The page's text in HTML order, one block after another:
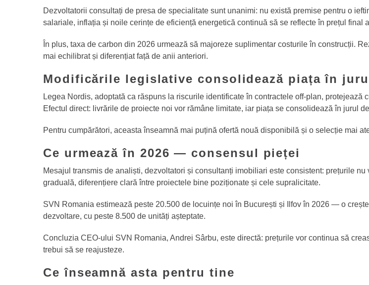
Dezvoltatorii consultați de presa de specialitate sunt unanimi: nu există premise pentru o
salariale, inflația și noile cerințe de eficiență energetică continuă să se reflecte în prețul final
În plus, taxa de carbon din 2026 urmează să majoreze suplimentar costurile în construcții.
mai echilibrat și diferențiat față de anii anteriori.
Modificările legislative consolidează piața în
Legea Nordis, adoptată ca răspuns la riscurile identificate în contractele off-plan,
Efectul direct: livrările de proiecte noi vor rămâne limitate, iar piața se consolidează în jurul
Pentru cumpărători, aceasta înseamnă mai puțină ofertă nouă disponibilă și o selecție mai
Ce urmează în 2026 — consensul pieței
Mesajul transmis de analiști, dezvoltatori și consultanți imobiliari este consistent: prețurile
graduală, diferențiere clară între proiectele bine poziționate și cele supralicitate.
SVN Romania estimează peste 20.500 de locuințe noi în București și Ilfov în 2026 — o
dezvoltare, cu peste 8.500 de unități așteptate.
Concluzia CEO-ului SVN Romania, Andrei Sârbu, este directă: prețurile vor continua să
trebui să se reajusteze.
Ce înseamnă asta pentru tine